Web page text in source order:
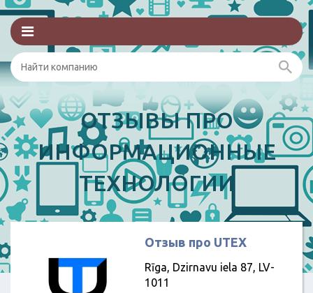
ОТЗЫВЫ ПРО
ИНФОРМАЦИОННЫЕ
ТЕХНОЛОГИИ
Отзыв про UTEX
Rīga, Dzirnavu iela 87, LV-
1011